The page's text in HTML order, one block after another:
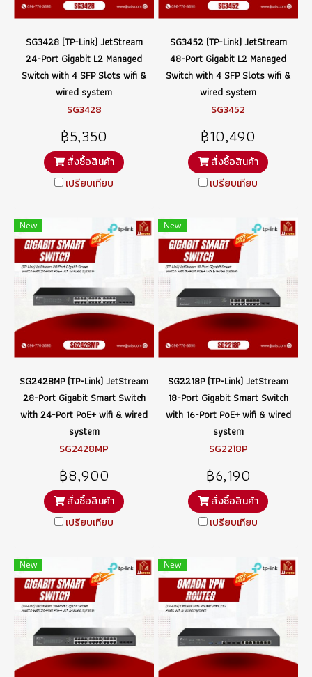
SG3428 (TP-Link) JetStream
24-Port Gigabit L2 Managed
Switch with 4 SFP Slots wifi &
wired system
SG3428
฿5,350
สั่งซื้อสินค้า
เปรียบเทียบ
SG3452 (TP-Link) JetStream
48-Port Gigabit L2 Managed
Switch with 4 SFP Slots wifi &
wired system
SG3452
฿10,490
สั่งซื้อสินค้า
เปรียบเทียบ
New
SG2428MP (TP-Link) JetStream
28-Port Gigabit Smart Switch
with 24-Port PoE+ wifi & wired
system
SG2428MP
฿8,900
สั่งซื้อสินค้า
เปรียบเทียบ
New
SG2218P (TP-Link) JetStream
18-Port Gigabit Smart Switch
with 16-Port PoE+ wifi & wired
system
SG2218P
฿6,190
สั่งซื้อสินค้า
เปรียบเทียบ
New New